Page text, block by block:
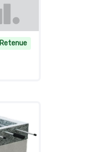
Retenue